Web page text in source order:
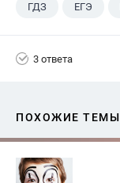
ГДЗ ЕГЭ
3 ответа
ПОХОЖИЕ ТЕМЫ